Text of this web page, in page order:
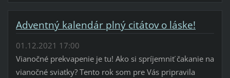
Adventný kalendár plný citátov o láske!
01.12.2021 17:00
Vianočné prekvapenie je tu! Ako si spríjemniť čakanie na
vianočné sviatky? Tento rok som pre Vás pripravila